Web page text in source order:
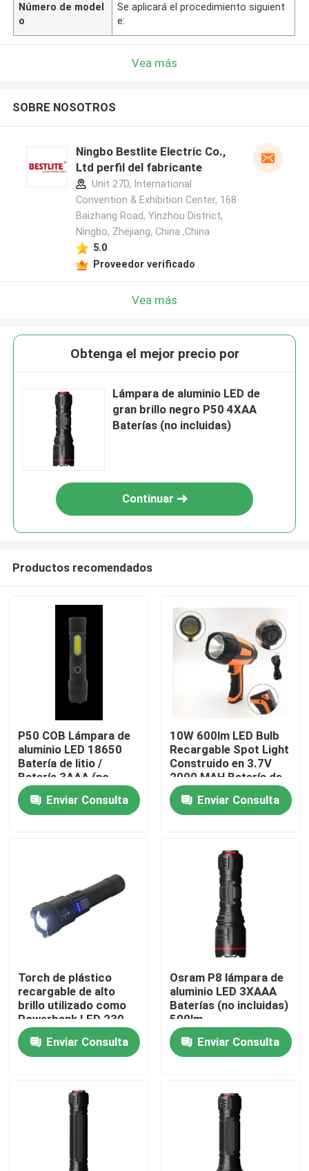
Hogar
Productos
Demostración de VR
Viaje de la fábrica
Control de calidad
Pida una cita
Luces portátiles del trabajo del LED
Número de model
o
Se aplicará el procedimiento siguient
e:
Vea más
SOBRE NOSOTROS
Ningbo Bestlite Electric Co.,
Ltd perfil del fabricante
Unit 27D, International
Convention & Exhibition Center, 168
Baizhang Road, Yinzhou District,
Ningbo, Zhejiang, China ,China
5.0
Proveedor verificado
Vea más
Obtenga el mejor precio por
Lámpara de aluminio LED de
gran brillo negro P50 4XAA
Baterías (no incluidas)
Continuar
Productos recomendados
P50 COB Lámpara de
aluminio LED 18650
Batería de litio /
Batería 3AAA (no
incluida)
Enviar Consulta
10W 600lm LED Bulb
Recargable Spot Light
Construido en 3.7V
2000 MAH Batería de
litio
Enviar Consulta
Torch de plástico
recargable de alto
brillo utilizado como
Powerbank LED 230
lumens Max.
Enviar Consulta
Osram P8 lámpara de
aluminio LED 3XAAA
Baterías (no incluidas)
500lm
Enviar Consulta